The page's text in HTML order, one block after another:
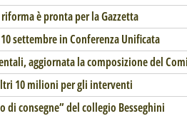
è pronta per la Gazzetta
settembre in Conferenza Unificata
aggiornata la composizione del
10 milioni per gli interventi
di consegne” del collegio Besseghini